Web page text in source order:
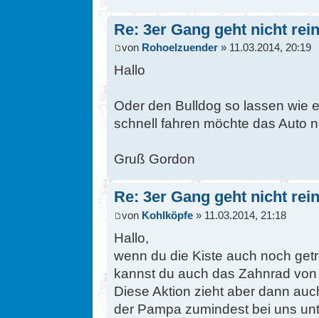
Re: 3er Gang geht nicht
von Rohoelzuender » 11.03.2014, 20:19
Hallo
Oder den Bulldog so lassen wie
schnell fahren möchte das Auto
Gruß Gordon
Re: 3er Gang geht nicht
von Kohlköpfe » 11.03.2014, 21:18
Hallo,
wenn du die Kiste auch noch
kannst du auch das Zahnrad
Diese Aktion zieht aber dann
der Pampa zumindest bei uns